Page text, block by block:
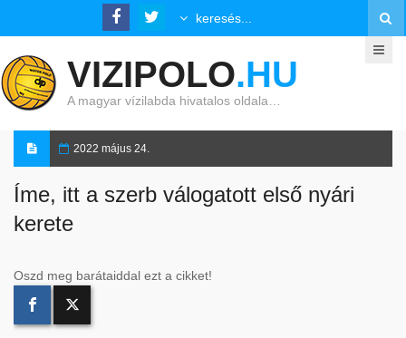
VIZIPOLO.HU
A magyar vízilabda hivatalos oldala…
2022 május 24.
Íme, itt a szerb válogatott első nyári
kerete
Oszd meg barátaiddal ezt a cikket!